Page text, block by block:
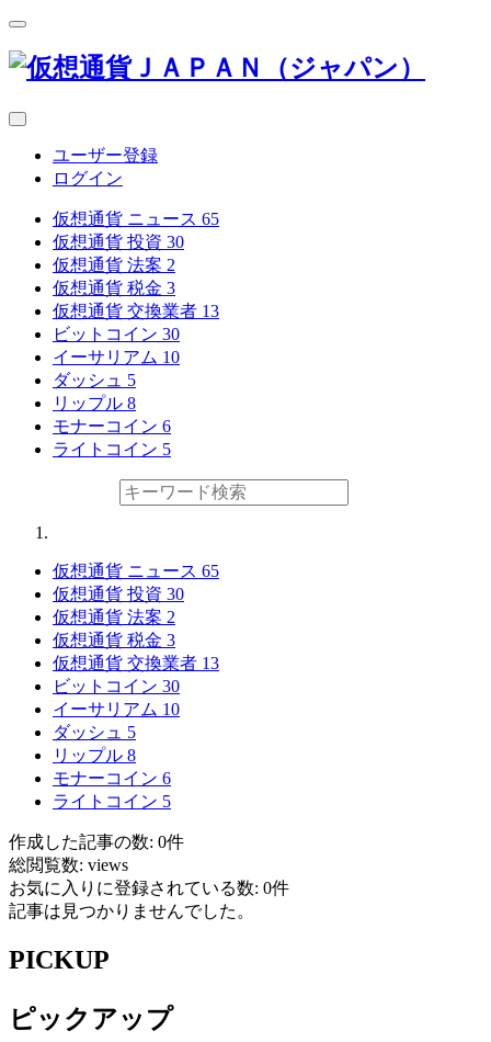
ユーザー登録
ログイン
仮想通貨 ニュース 65
仮想通貨 投資 30
仮想通貨 法案 2
仮想通貨 税金 3
仮想通貨 交換業者 13
ビットコイン 30
イーサリアム 10
ダッシュ 5
リップル 8
モナーコイン 6
ライトコイン 5
仮想通貨 ニュース 65
仮想通貨 投資 30
仮想通貨 法案 2
仮想通貨 税金 3
仮想通貨 交換業者 13
ビットコイン 30
イーサリアム 10
ダッシュ 5
リップル 8
モナーコイン 6
ライトコイン 5
作成した記事の数: 0件
総閲覧数: views
お気に入りに登録されている数: 0件
記事は見つかりませんでした。
PICKUP
ピックアップ